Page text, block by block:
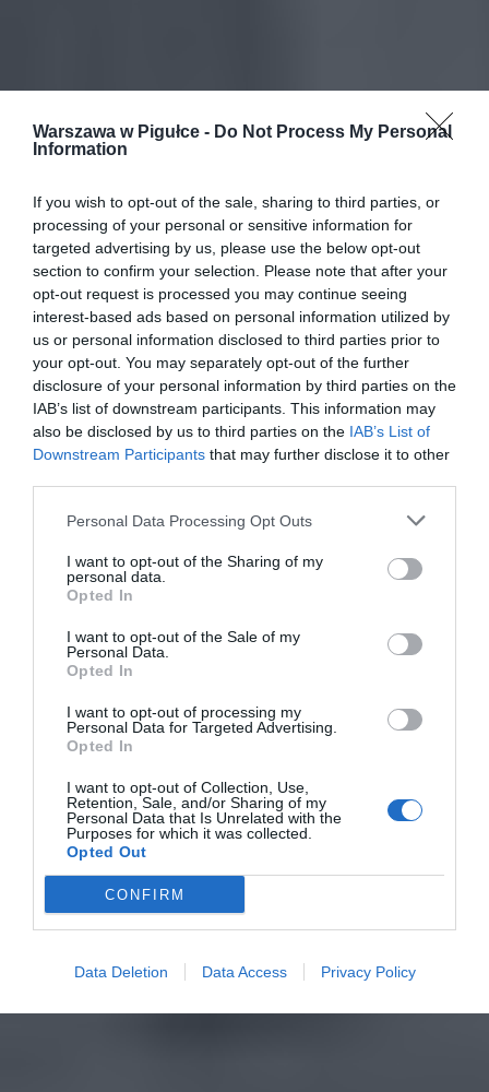
Warszawa w Pigułce - Do Not Process My Personal
Information
If you wish to opt-out of the sale, sharing to third parties, or
processing of your personal or sensitive information for
targeted advertising by us, please use the below opt-out
section to confirm your selection. Please note that after your
opt-out request is processed you may continue seeing
interest-based ads based on personal information utilized by
us or personal information disclosed to third parties prior to
your opt-out. You may separately opt-out of the further
disclosure of your personal information by third parties on the
IAB’s list of downstream participants. This information may
also be disclosed by us to third parties on the IAB’s List of
Downstream Participants that may further disclose it to other
Personal Data Processing Opt Outs
I want to opt-out of the Sharing of my
personal data.
Opted In
I want to opt-out of the Sale of my
Personal Data.
Opted In
I want to opt-out of processing my
Personal Data for Targeted Advertising.
Opted In
I want to opt-out of Collection, Use,
Retention, Sale, and/or Sharing of my
Personal Data that Is Unrelated with the
Purposes for which it was collected.
Opted Out
CONFIRM
Data Deletion Data Access Privacy Policy